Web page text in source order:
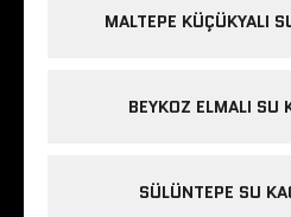
MALTEPE KÜÇÜKYALI
BEYKOZ ELMALI SU
SÜLÜNTEPE SU